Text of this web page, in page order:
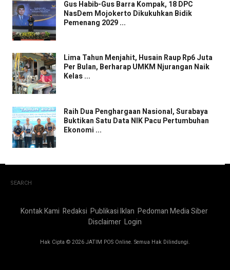
Gus Habib-Gus Barra Kompak, 18 DPC
NasDem Mojokerto Dikukuhkan Bidik
Pemenang 2029 ...
Lima Tahun Menjahit, Husain Raup Rp6 Juta
Per Bulan, Berharap UMKM Njurangan Naik
Kelas ...
Raih Dua Penghargaan Nasional, Surabaya
Buktikan Satu Data NIK Pacu Pertumbuhan
Ekonomi ...
SEARCH
Kontak Kami Redaksi Publikasi Iklan Pedoman Media Siber
Disclaimer Login
Hak Cipta © 2026 JATIM POS Online. Semua Hak Dilindungi.